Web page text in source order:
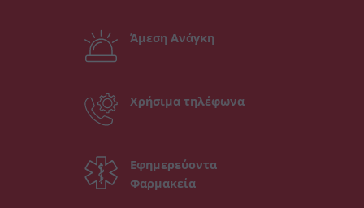
Άμεση Ανάγκη
Χρήσιμα τηλέφωνα
Εφημερεύοντα
Φαρμακεία